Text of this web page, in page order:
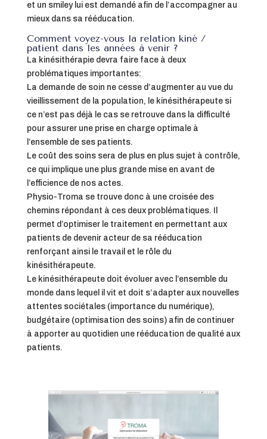
et un smiley lui est demandé afin de l’accompagner au
mieux dans sa rééducation.
Comment voyez-vous la relation kiné /
patient dans les années à venir ?
La kinésithérapie devra faire face à deux
problématiques importantes:
La demande de soin ne cesse d’augmenter au vue du
vieillissement de la population, le kinésithérapeute si
ce n’est pas déjà le cas se retrouve dans la difficulté
pour assurer une prise en charge optimale à
l’ensemble de ses patients.
Le coût des soins sera de plus en plus sujet à contrôle,
ce qui implique une plus grande mise en avant de
l’efficience de nos actes.
Physio-Troma se trouve donc à une croisée des
chemins répondant à ces deux problématiques. Il
permet d’optimiser le traitement en permettant aux
patients de devenir acteur de sa rééducation
renforçant ainsi le travail et le rôle du
kinésithérapeute.
Le kinésithérapeute doit évoluer avec l’ensemble du
monde dans lequel il vit et doit s’adapter aux nouvelles
attentes sociétales (importance du numérique),
budgétaire (optimisation des soins) afin de continuer
à apporter au quotidien une rééducation de qualité aux
patients.